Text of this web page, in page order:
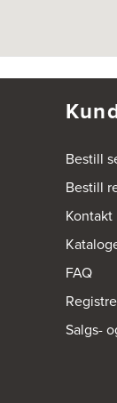
Bestill
Bestill
Kontakt
FAQ
Salgs-